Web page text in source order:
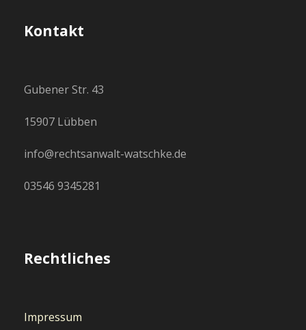
Kontakt
Gubener Str. 43
15907 Lübben
info@rechtsanwalt-watschke.de
03546 9345281
Rechtliches
Impressum